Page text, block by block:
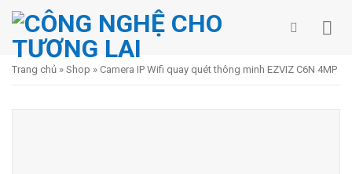
Skip
content
Trang chủ » Shop » Camera IP Wifi quay quét thông minh EZVIZ C6N 4MP